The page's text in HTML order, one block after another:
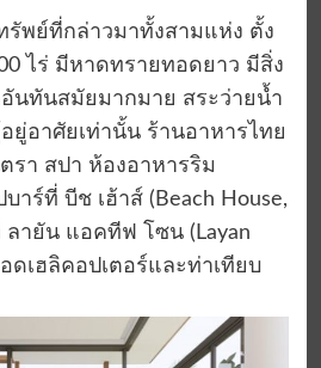
รัพย์ที่กล่าวมาทั้งสามแห่ง ตั้ง
ไร่ มีหาดทรายทอดยาว มีสิ่ง
นทันสมัยมากมาย สระว่ายน้ำ
ยู่อาศัยเท่านั้น ร้านอาหารไทย
รา สปา ห้องอาหารริม
บาร์ที่ บีช เฮ้าส์ ( Beach House,
ลายัน แอคทีฟ โซน (Layan
ดเฮลิคอปเตอร์และท่าเทียบ